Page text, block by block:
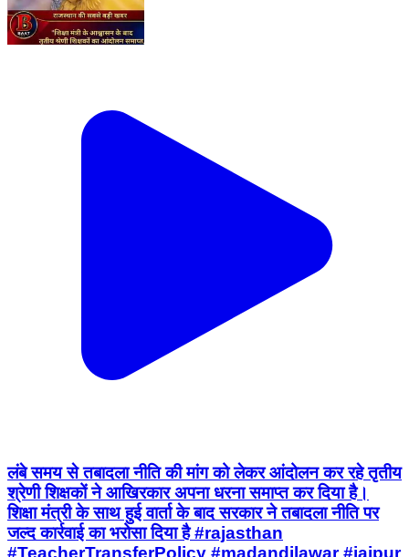
लंबे समय से तबादला नीति की मांग को लेकर आंदोलन कर रहे तृतीय
श्रेणी शिक्षकों ने आखिरकार अपना धरना समाप्त कर दिया है।
शिक्षा मंत्री के साथ हुई वार्ता के बाद सरकार ने तबादला नीति पर
जल्द कार्रवाई का भरोसा दिया है #rajasthan
#TeacherTransferPolicy #madandilawar #jaipur